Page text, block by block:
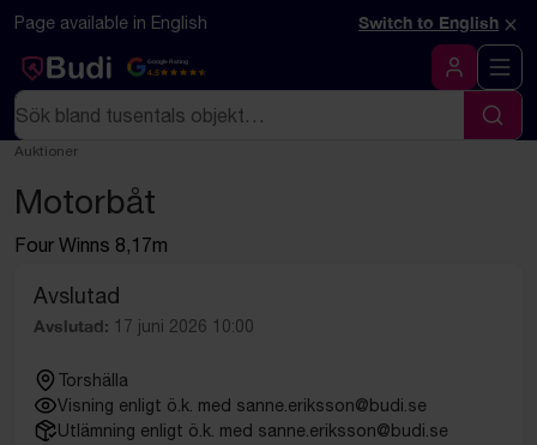
Hoppa till innehåll
Textbaserad (markdown) version av denna sida
Page available in English Switch to English ×
Google Rating
4.5
Logga in
Sök
Sök
Auktioner
Motorbåt
Four Winns 8,17m
Avslutad
Avslutad: 17 juni 2026 10:00
Torshälla
Visning enligt ö.k. med sanne.eriksson@budi.se
Utlämning enligt ö.k. med sanne.eriksson@budi.se